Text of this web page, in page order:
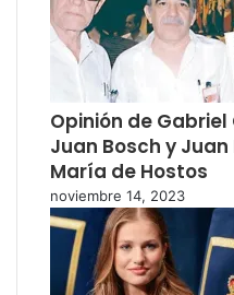
Opinión de
Juan Bosch y
María de Hostos
noviembre 14, 2023